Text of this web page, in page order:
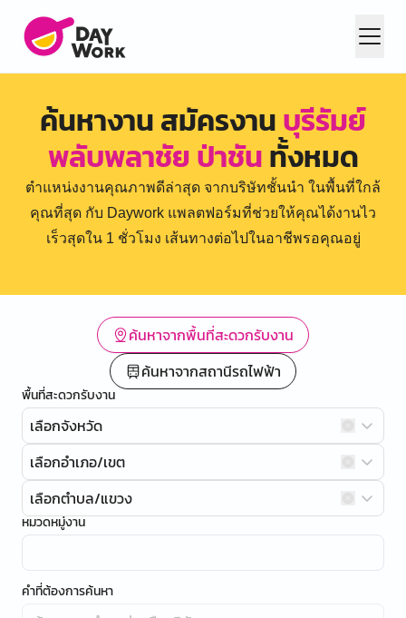
ค้นหางาน สมัครงานบุรีรัมย์
พลับพลาชัย ป่าชันทั้งหมด
ตำแหน่งงานคุณภาพดีล่าสุด จากบริษัทชั้นนำ ในพื้นที่ใกล้
คุณที่สุด กับ Daywork แพลตฟอร์มที่ช่วยให้คุณได้งานไว
เร็วสุดใน 1 ชั่วโมง เส้นทางต่อไปในอาชีพรอคุณอยู่
ค้นหาจากพื้นที่สะดวกรับงาน
ค้นหาจากสถานีรถไฟฟ้า
พื้นที่สะดวกรับงาน
เลือกจังหวัด
เลือกอำเภอ/เขต
เลือกตำบล/แขวง
หมวดหมู่งาน
คำที่ต้องการค้นหา